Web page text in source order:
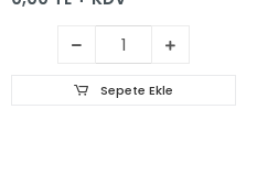
Sepete Ekle